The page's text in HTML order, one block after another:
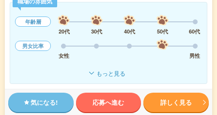
年齢層
20代
30代 40代 50代
60代
男女比率
女性
男性
もっと見る
気になる! 応募へ進む 詳しく見る